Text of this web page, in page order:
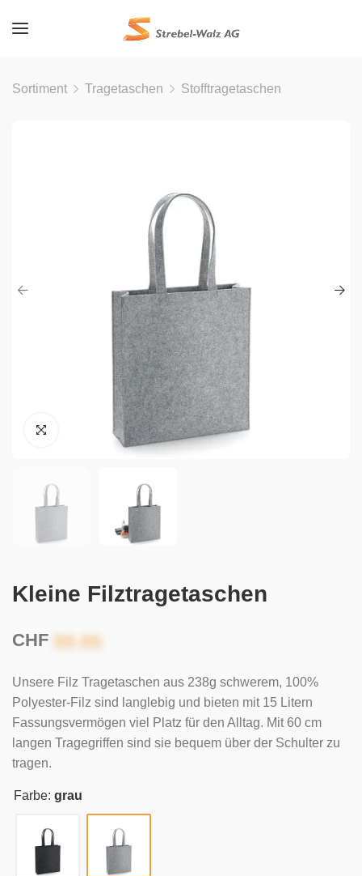
Sortiment Tragetaschen Stofftragetaschen
Kleine Filztragetaschen
CHF
Unsere Filz Tragetaschen aus 238g schwerem, 100%
Polyester-Filz sind langlebig und bieten mit 15 Litern
Fassungsvermögen viel Platz für den Alltag. Mit 60 cm
langen Tragegriffen sind sie bequem über der Schulter zu
tragen.
Farbe: grau